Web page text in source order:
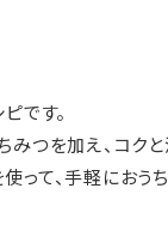
です。
みつを加え、コク
って、手軽におう